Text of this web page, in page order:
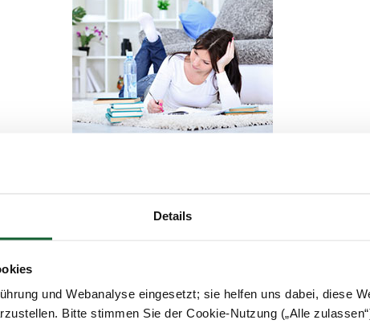
Details
und Webanalyse eingesetzt; sie helfen uns dabei, diese
Bitte stimmen Sie der Cookie-Nutzung („Alle
einer doppelten Haushaltsführung kommt nicht in
im Sinne der Vorschrift darstellt.
an den Studienort verlagert, ist regelmäßig auch